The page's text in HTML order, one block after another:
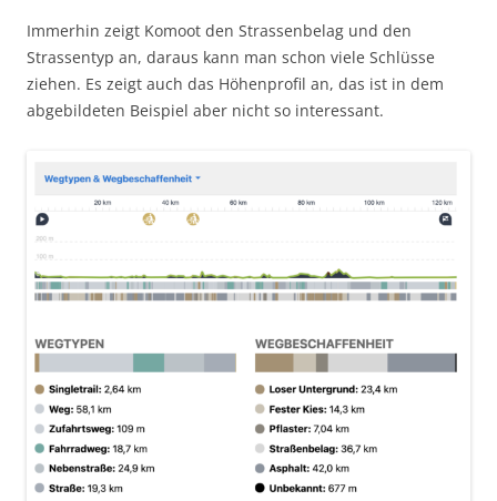
Immerhin zeigt Komoot den Strassenbelag und den
Strassentyp an, daraus kann man schon viele Schlüsse
ziehen. Es zeigt auch das Höhenprofil an, das ist in dem
abgebildeten Beispiel aber nicht so interessant.